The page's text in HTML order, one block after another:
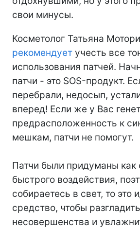
свои минусы.
Косметолог Татьяна
рекомендует учесть все
использования патчей.
патчи - это SOS-продукт.
перебрали, недосып,
вперед! Если же у Вас
предрасположенность к
мешкам, патчи не помогут.
Патчи были придуманы как
быстрого воздействия,
собираетесь в свет, то это
средство, чтобы разгладить
несовершенства и